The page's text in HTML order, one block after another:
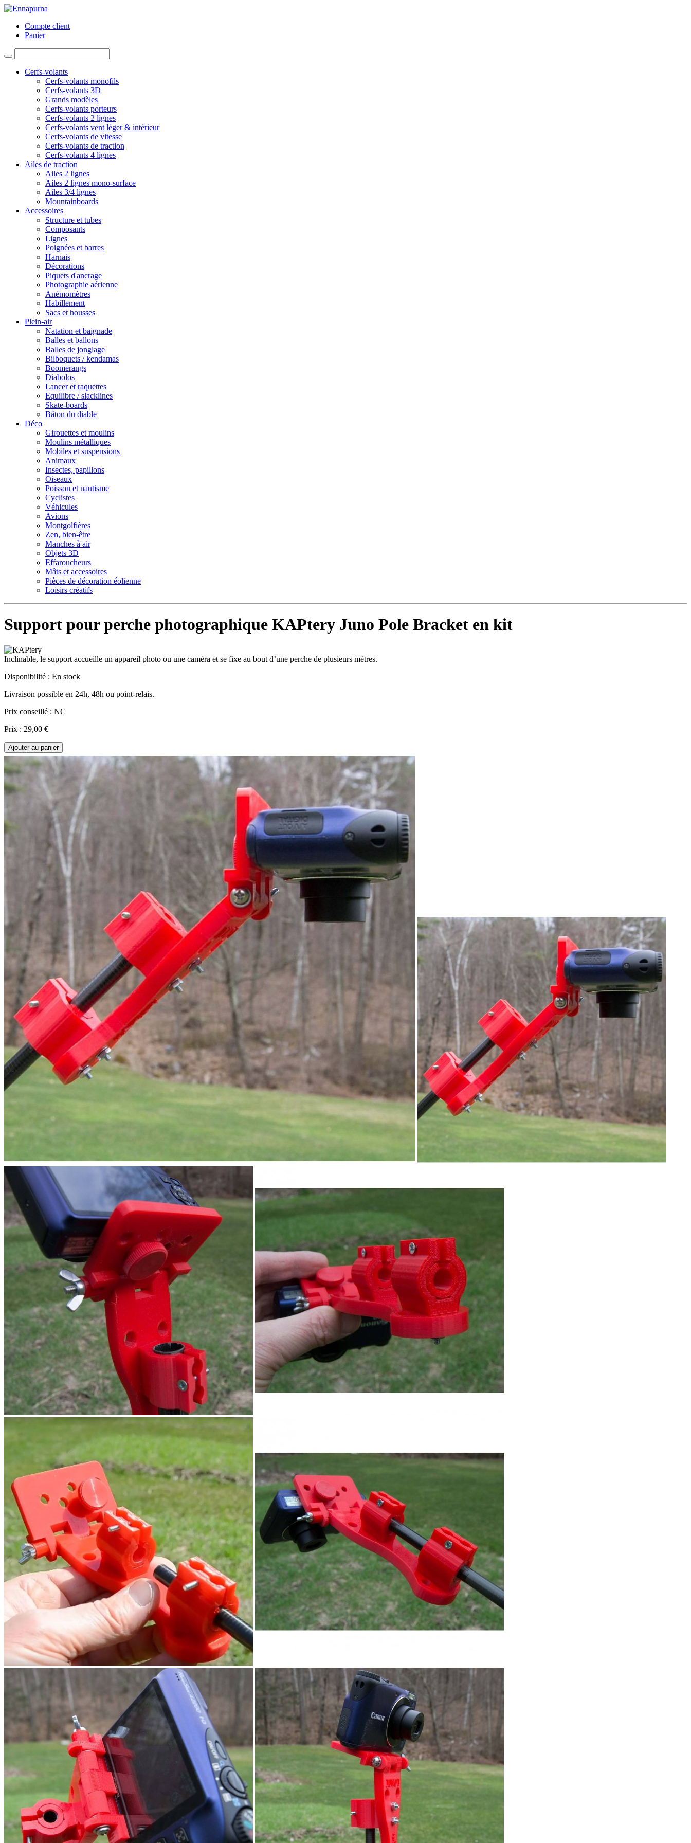
Compte client
Panier
Cerfs-volants
Cerfs-volants monofils
Cerfs-volants 3D
Grands modèles
Cerfs-volants porteurs
Cerfs-volants 2 lignes
Cerfs-volants vent léger & intérieur
Cerfs-volants de vitesse
Cerfs-volants de traction
Cerfs-volants 4 lignes
Ailes de traction
Ailes 2 lignes
Ailes 2 lignes mono-surface
Ailes 3/4 lignes
Mountainboards
Accessoires
Structure et tubes
Composants
Lignes
Poignées et barres
Harnais
Décorations
Piquets d'ancrage
Photographie aérienne
Anémomètres
Habillement
Sacs et housses
Plein-air
Natation et baignade
Balles et ballons
Balles de jonglage
Bilboquets / kendamas
Boomerangs
Diabolos
Lancer et raquettes
Equilibre / slacklines
Skate-boards
Bâton du diable
Déco
Girouettes et moulins
Moulins métalliques
Mobiles et suspensions
Animaux
Insectes, papillons
Oiseaux
Poisson et nautisme
Cyclistes
Véhicules
Avions
Montgolfières
Zen, bien-être
Manches à air
Objets 3D
Effaroucheurs
Mâts et accessoires
Pièces de décoration éolienne
Loisirs créatifs
Support pour perche photographique KAPtery Juno Pole Bracket en kit
Inclinable, le support accueille un appareil photo ou une caméra et se fixe au bout d’une perche de plusieurs mètres.
Disponibilité : En stock
Livraison possible en 24h, 48h ou point-relais.
Prix conseillé : NC
Prix : 29,00 €
Ajouter au panier